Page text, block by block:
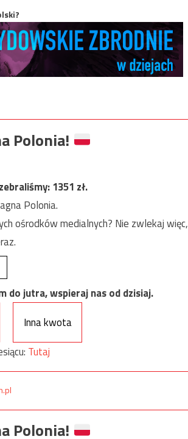
Polonia!
1351 zł.
Polonia.
ośrodków medialnych? Nie zwlekaj więc,
do jutra, wspieraj nas od dzisiaj.
Inna kwota
Tutaj
Polonia!